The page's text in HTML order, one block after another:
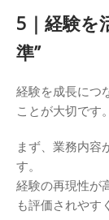
5｜経験を
準”
経験を成長につ
ことが大切です。
まず、業務内容
す。
経験の再現性が
も評価されやす